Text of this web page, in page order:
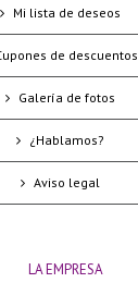
Mi lista de deseos
de descuentos
Galería de fotos
¿Hablamos?
Aviso legal
LA EMPRESA